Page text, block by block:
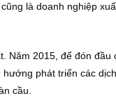
là doanh nghiệp
Năm 2015, để đón
phát triển các
cầu.